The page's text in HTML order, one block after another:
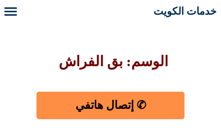
خدمات الكويت
الوسم: بق الفراش
✆ إتصال هاتفي